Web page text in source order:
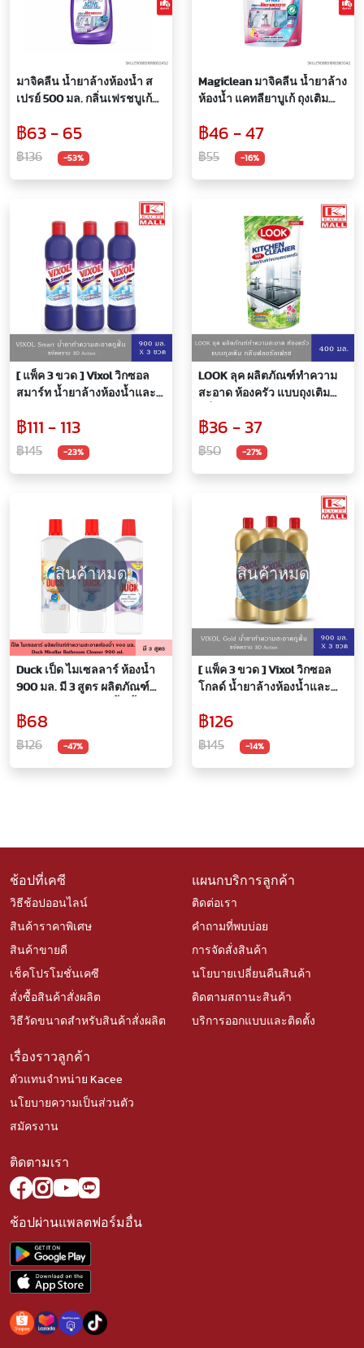
มาจิคลีน น้ำยาล้างห้องน้ำ ส
เปรย์ 500 มล. กลิ่นเฟรชบูเก้
Spray Fresh Bouqute refill
500 ml.
฿63 - 65
฿136 -53%
Magiclean มาจิคลีน น้ำยาล้าง
ห้องน้ำ แคทลียาบูเก้ ถุงเติม
฿46 - 47
฿55 -16%
[ แพ็ค 3 ขวด ] Vixol วิกซอล
สมาร์ท น้ำยาล้างห้องน้ำและ
฿111 - 113
฿145 -23%
LOOK ลุค ผลิตภัณฑ์ทำความ
สะอาด ห้องครัว แบบถุงเติม
฿36 - 37
฿50 -27%
สินค้าหมด
Duck เป็ด ไมเซลลาร์ ห้องน้ำ
900 มล. มี 3 สูตร ผลิตภัณฑ์
ล้างห้องน้ำ พื้นห้องน้ำ กำจัด
คราบ กลิ่นหอม ไม่ทำลายพื้น
฿68
฿126 -47%
สินค้าหมด
[ แพ็ค 3 ขวด ] Vixol วิกซอล
โกลด์ น้ำยาล้างห้องน้ำและ
฿126
฿145 -14%
ช้อปที่เคซี
วิธีช้อปออนไลน์
สินค้าราคาพิเศษ
สินค้าขายดี
เช็คโปรโมชั่นเคซี
สั่งซื้อสินค้าสั่งผลิต
วิธีวัดขนาดสำหรับสินค้าสั่งผลิต
แผนกบริการลูกค้า
ติดต่อเรา
คำถามที่พบบ่อย
การจัดสั่งสินค้า
นโยบายเปลี่ยนคืนสินค้า
ติดตามสถานะสินค้า
บริการออกแบบและติดตั้ง
เรื่องราวลูกค้า
ตัวแทนจำหน่าย Kacee
นโยบายความเป็นส่วนตัว
สมัครงาน
ติดตามเรา
ช้อปผ่านแพลตฟอร์มอื่น